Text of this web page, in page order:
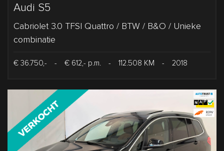
Audi S5
Cabriolet 3.0 TFSI Quattro / BTW / B&O / Unieke
combinatie
€ 36.750,- - € 612,- p.m. - 112.508 KM - 2018